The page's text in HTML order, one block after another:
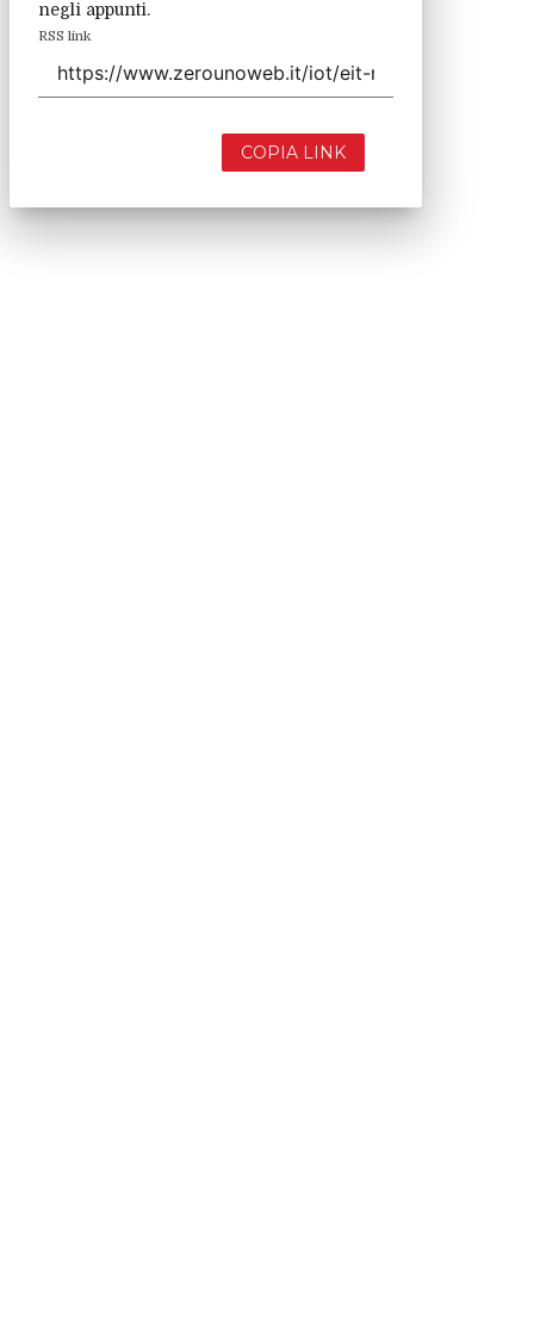
negli appunti.
RSS link
COPIA LINK